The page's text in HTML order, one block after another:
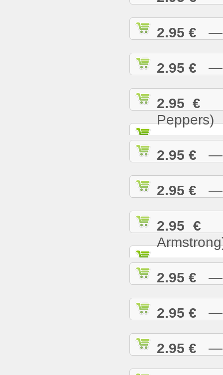
2.95 € —
2.95 € —
2.95 €
Peppers)
2.95 € —
2.95 € —
2.95 €
2.95 € —
2.95 € —
2.95 € —